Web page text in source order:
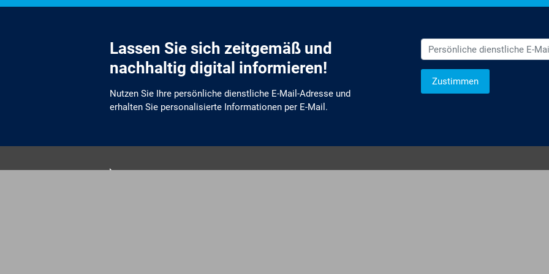
Lassen Sie sich zeitgemäß und
nachhaltig digital informieren!
Nutzen Sie Ihre persönliche dienstliche E-Mail-Adresse und
erhalten Sie personalisierte Informationen per E-Mail.
Zustimmen
Arbeitskreise und Umfragen in allen Produktbereichen des AKDB
Ich erkläre mich mit den